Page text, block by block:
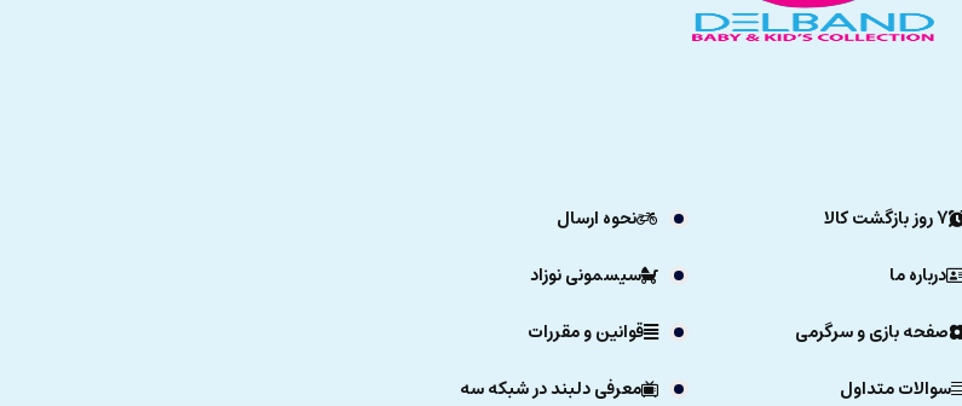
7 روز بازگشت کالا
نحوه ارسال
درباره ما
سیسمونی نوزاد
صفحه بازی و سرگرمی
قوانین و مقررات
سوالات متداول
معرفی دلبند در شبکه سه